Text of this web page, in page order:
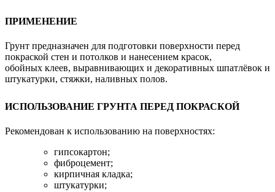
ПРИМЕНЕНИЕ
Грунт предназначен для подготовки поверхности перед
покраской стен и потолков и нанесением красок,
обойных клеев, выравнивающих и декоративных шпатлёвок и
штукатурки, стяжки, наливных полов.
ИСПОЛЬЗОВАНИЕ ГРУНТА ПЕРЕД ПОКРАСКОЙ
Рекомендован к использованию на поверхностях:
гипсокартон;
фиброцемент;
кирпичная кладка;
штукатурки;